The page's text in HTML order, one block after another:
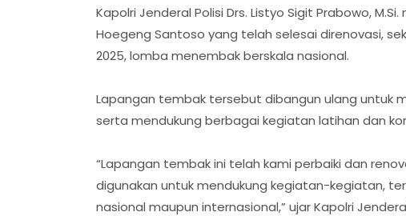
Kapolri Jenderal Polisi Drs. Listyo Sigit Prabowo,
Hoegeng Santoso yang telah selesai direnovasi,
2025, lomba menembak berskala nasional.
Lapangan tembak tersebut dibangun ulang untuk
serta mendukung berbagai kegiatan latihan dan
“Lapangan tembak ini telah kami perbaiki dan
digunakan untuk mendukung kegiatan-kegiatan,
nasional maupun internasional,” ujar Kapolri